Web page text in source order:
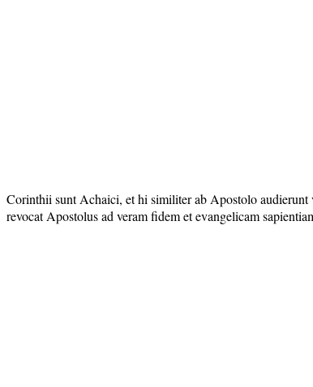
Corinthii sunt Achaici, et hi similiter ab Apostolo audierunt
revocat Apostolus ad veram fidem et evangelicam